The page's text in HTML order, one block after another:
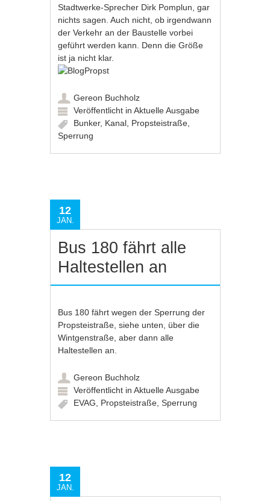
Stadtwerke-Sprecher Dirk Pomplun, gar
nichts sagen. Auch nicht, ob irgendwann
der Verkehr an der Baustelle vorbei
geführt werden kann. Denn die Größe
ist ja nicht klar.
Gereon Buchholz
Veröffentlicht inAktuelle Ausgabe
Bunker, Kanal Propsteistraße
Sperrung
12
JAN.
Bus 180 fährt alle
Haltestellen an
Bus 180 fährt wegen der Sperrung der
Propsteistraße, siehe unten, über die
Wintgenstraße, aber dann alle
Haltestellen an.
Gereon Buchholz
Veröffentlicht inAktuelle Ausgabe
EVAG
Propsteistraße ,Sperrung
12
JAN.